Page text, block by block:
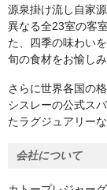
源泉掛け流し自家
異なる全23室の客
た、四季の味わい
旬の食材をお愉し
さらに世界各国の
シスレーの公式ス
たラグジュアリー
会社について